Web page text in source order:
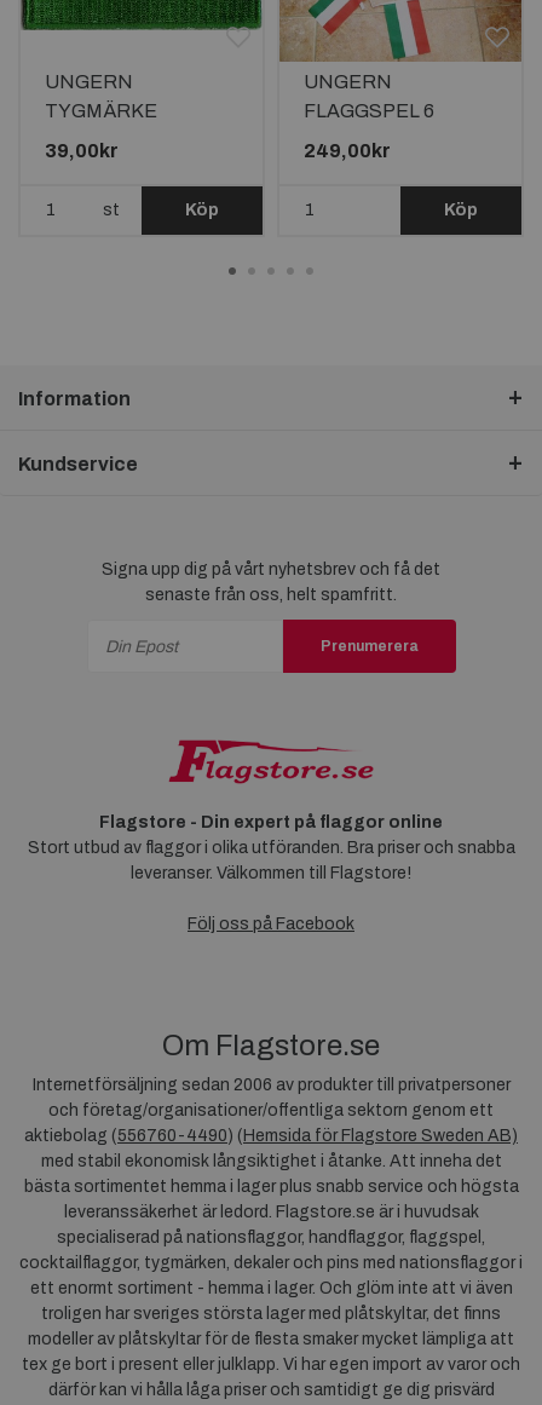
UNGERN
TYGMÄRKE
65x38mm
39,00kr
st Köp
UNGERN
FLAGGSPEL 6
METER LÅNGT MED
249,00kr
Köp
Information
Kundservice
Signa upp dig på vårt nyhetsbrev och få det
senaste från oss, helt spamfritt.
Prenumerera
Flagstore - Din expert på flaggor online
Stort utbud av flaggor i olika utföranden. Bra priser och snabba
leveranser. Välkommen till Flagstore!
Följ oss på Facebook
Om Flagstore.se
Internetförsäljning sedan 2006 av produkter till privatpersoner
och företag/organisationer/offentliga sektorn genom ett
aktiebolag (556760-4490) ( Hemsida för Flagstore Sweden AB)
med stabil ekonomisk långsiktighet i åtanke. Att inneha det
bästa sortimentet hemma i lager plus snabb service och högsta
leveranssäkerhet är ledord. Flagstore.se är i huvudsak
specialiserad på nationsflaggor, handflaggor, flaggspel,
cocktailflaggor, tygmärken, dekaler och pins med nationsflaggor i
ett enormt sortiment - hemma i lager. Och glöm inte att vi även
troligen har sveriges största lager med plåtskyltar, det finns
modeller av plåtskyltar för de flesta smaker mycket lämpliga att
tex ge bort i present eller julklapp. Vi har egen import av varor och
därför kan vi hålla låga priser och samtidigt ge dig prisvärd